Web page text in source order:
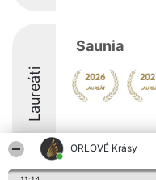
ORLOVÉ Krásy
Laureáti
Saunia
8.6